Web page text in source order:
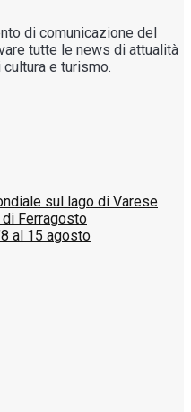
di comunicazione del
tutte le news di attualità
e turismo.
sul lago di Varese
Ferragosto
al 15 agosto